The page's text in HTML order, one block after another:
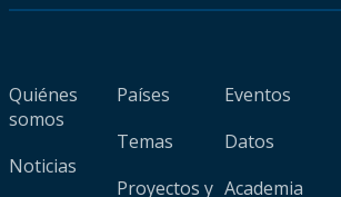
Quiénes
somos
Noticias
Países
Temas
Proyectos y
Eventos
Datos
Academia